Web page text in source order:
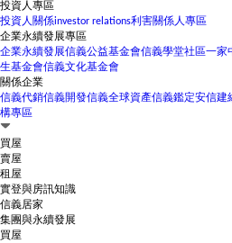
投資人專區
投資人關係investor relations利害關係人專區
企業永續發展專區
企業永續發展信義公益基金會信義學堂社區一家
生基金會信義文化基金會
關係企業
信義代銷信義開發信義全球資產信義鑑定安信建
構專區
買屋
賣屋
租屋
實登與房訊知識
信義居家
集團與永續發展
買屋